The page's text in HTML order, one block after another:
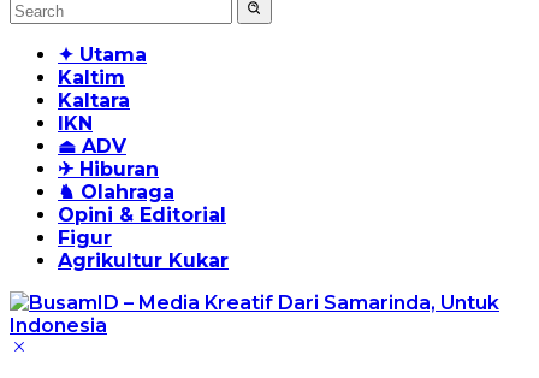
✦ Utama
Kaltim
Kaltara
IKN
⏏ ADV
✈ Hiburan
♞ Olahraga
Opini & Editorial
Figur
Agrikultur Kukar